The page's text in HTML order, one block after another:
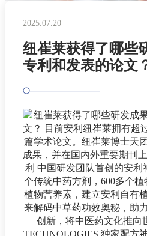
2025.07.20
纽崔莱获得了哪些
专利和发表的论文